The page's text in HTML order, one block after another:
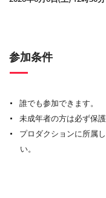
参加条件
誰でも参加できます。
未成年者の方は必ず保
プロダクションに所属
い。